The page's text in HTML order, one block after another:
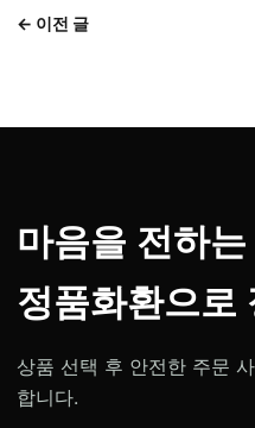
← 이전 글
마음을 전하
정품화환으로
상품 선택 후 안전한 주문
합니다.